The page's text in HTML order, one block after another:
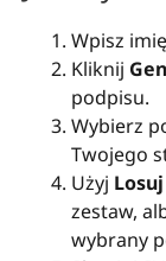
Wpisz
Kliknij
podpisu.
Wybierz
Twojego
Użyj
zestaw,
wybrany